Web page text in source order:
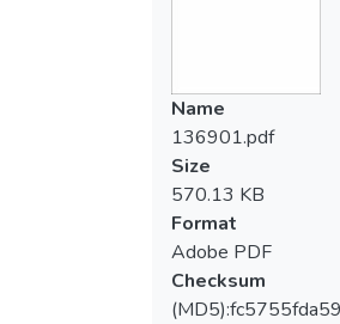
Name
136901.pdf
Size
570.13 KB
Format
Adobe PDF
Checksum